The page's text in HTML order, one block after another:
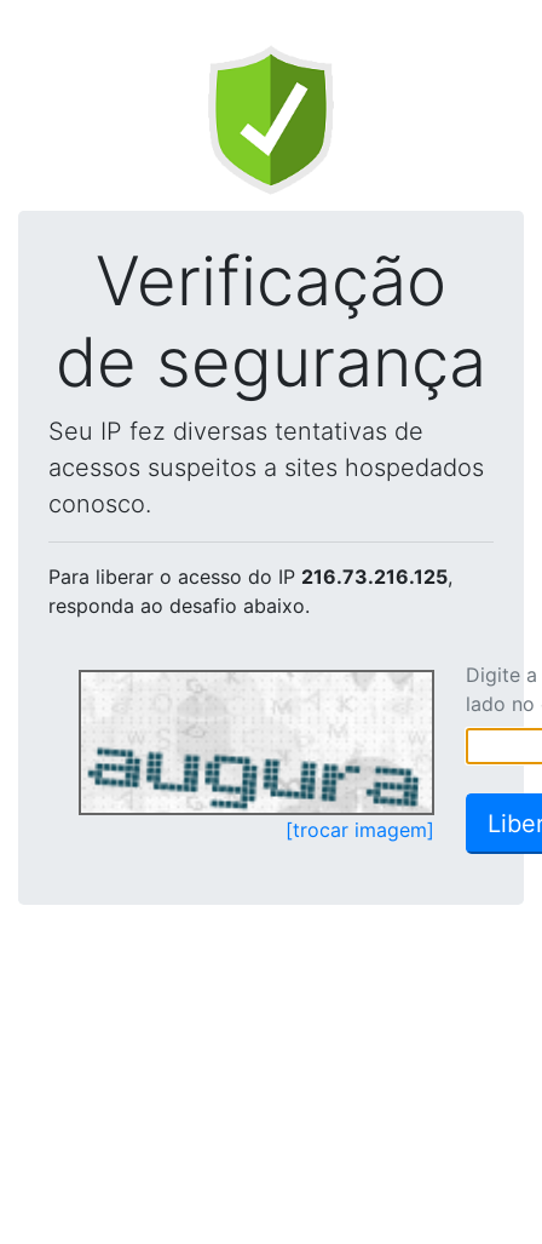
Verificação
de segurança
Seu IP fez diversas tentativas de
acessos suspeitos a sites hospedados
conosco.
Para liberar o acesso do IP 216.73.216.125,
responda ao desafio abaixo.
[trocar imagem]
Digite
lado no